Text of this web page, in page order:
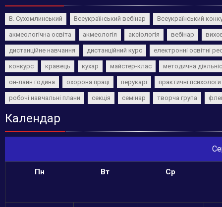
В. Сухомлинський Всеукраїнський вебінар Всеукраїнський
акмеологічна освіта акмеологія аксіологія вебінар
дистанційне навчання дистанційний курс електронні освітні
конкурс кравець кухар майстер-клас методична
он-лайн година охорона праці перукарі практичні психологи
робочі навчальні плани секція семінар творча група
Календар
Пн Вт Ср